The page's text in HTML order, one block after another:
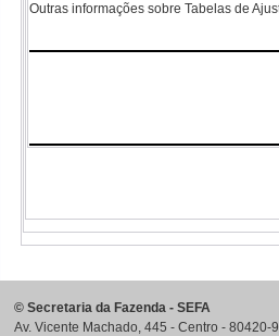
Outras informações sobre Tabelas de
© Secretaria da Fazenda - SEFA
Av. Vicente Machado, 445 - Centro - 80420-